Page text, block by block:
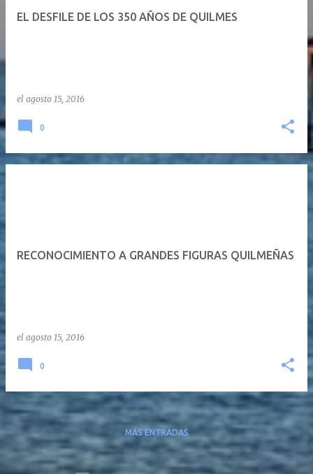
EL DESFILE DE LOS 350 AÑOS DE QUILMES
el agosto 15, 2016
0
RECONOCIMIENTO A GRANDES FIGURAS QUILMEÑAS
el agosto 15, 2016
0
MÁS ENTRADAS